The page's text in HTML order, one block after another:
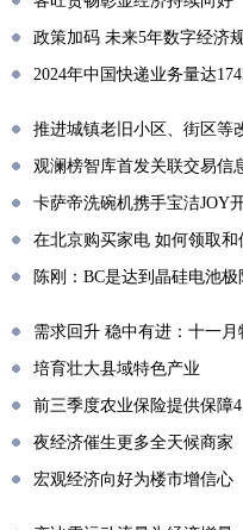
政策加码 未来5年数字经济
2024年中国快递业务量达
推进城镇老旧小区、街区等
观澜榜智库首发关联交易信
卡萨帝洗碗机携手宝洁JOY
在北京购买家电 如何领取和
陈刚：BC是达到晶硅电池
需求回升 稳中有进：十一
培育壮大县域特色产业
前三季度农业保险提供保障
夜经济催生更多全天候商家
宏观经济向好为楼市增信心